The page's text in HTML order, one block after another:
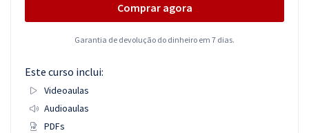
Comprar agora
Garantia de devolução do dinheiro em 7 dias.
Este curso inclui:
Videoaulas
Audioaulas
PDFs